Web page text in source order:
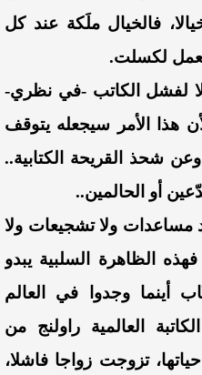
فالخيال ملَكة عند كل
تعمل لكسلت.
لفشل الكاتب -في نظري-
هذا الأمر سيجعله يتوقف
شحذ القريحة الكتابية..
أو الحالمين..
مساعدات ولا تشجيعات ولا
الظاهرة السلبية يبدو
أينما وجدوا في العالم
العالمية راولنج من
تزوجت زواجا فاشلا،